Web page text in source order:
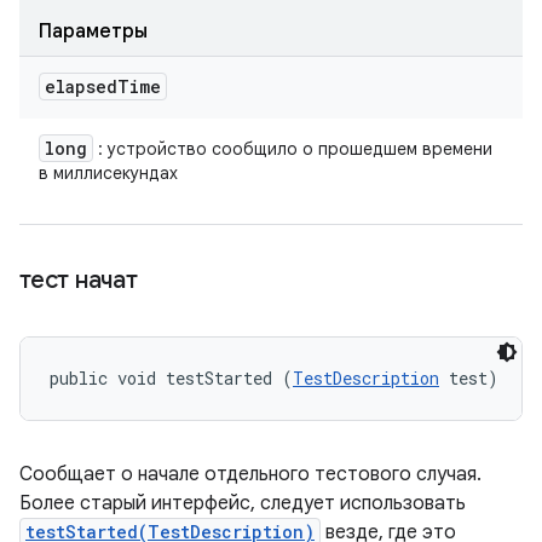
Параметры
elapsedTime
long
: устройство сообщило о прошедшем времени
в миллисекундах
тест начат
public void testStarted (TestDescription test)
Сообщает о начале отдельного тестового случая.
Более старый интерфейс, следует использовать
testStarted(TestDescription) везде, где это